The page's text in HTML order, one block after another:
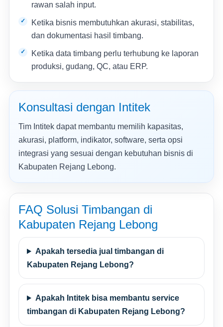
rawan salah input.
Ketika bisnis membutuhkan akurasi, stabilitas,
dan dokumentasi hasil timbang.
Ketika data timbang perlu terhubung ke laporan
produksi, gudang, QC, atau ERP.
Konsultasi dengan Intitek
Tim Intitek dapat membantu memilih kapasitas,
akurasi, platform, indikator, software, serta opsi
integrasi yang sesuai dengan kebutuhan bisnis di
Kabupaten Rejang Lebong.
FAQ Solusi Timbangan di
Kabupaten Rejang Lebong
Apakah tersedia jual timbangan di
Kabupaten Rejang Lebong?
Apakah Intitek bisa membantu service
timbangan di Kabupaten Rejang Lebong?